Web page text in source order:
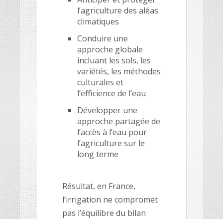
l’agriculture des aléas
climatiques
Conduire une
approche globale
incluant les sols, les
variétés, les méthodes
culturales et
l’efficience de l’eau
Développer une
approche partagée de
l’accès à l’eau pour
l’agriculture sur le
long terme
Résultat, en France,
l’irrigation ne compromet
pas l’équilibre du bilan